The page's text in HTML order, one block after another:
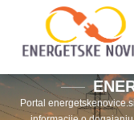
Portal